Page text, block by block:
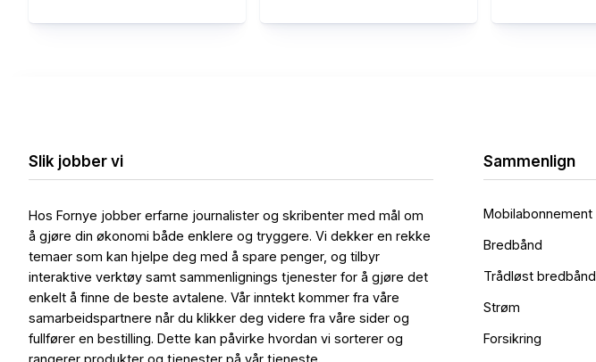
Slik jobber vi
Hos Fornye jobber erfarne journalister og skribenter med mål om
å gjøre din økonomi både enklere og tryggere. Vi dekker en rekke
temaer som kan hjelpe deg med å spare penger, og tilbyr
interaktive verktøy samt sammenlignings tjenester for å gjøre det
enkelt å finne de beste avtalene. Vår inntekt kommer fra våre
samarbeidspartnere når du klikker deg videre fra våre sider og
fullfører en bestilling. Dette kan påvirke hvordan vi sorterer og
rangerer produkter og tjenester på vår tjeneste.
Sammenlign
Mobilabonnement
Bredbånd
Trådløst bredbånd
Strøm
Forsikring